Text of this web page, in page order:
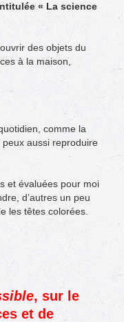
« La science
des objets du
à la maison,
comme la
aussi reproduire
et évaluées pour moi
d’autres un peu
les têtes colorées.
, sur le
et de